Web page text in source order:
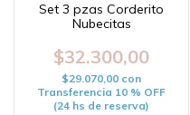
Set 3 pzas Corderito
Nubecitas
$32.300,00
$29.070,00 con
Transferencia 10 % OFF
(24 hs de reserva)